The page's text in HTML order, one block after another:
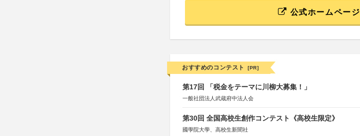
公式ホームページ
おすすめのコンテスト [PR]
第17回 「税金をテーマに川柳大募集！」
一般社団法人武蔵府中法人会
第30回 全国高校生創作コンテスト《高校生限定》
國學院大學、高校生新聞社